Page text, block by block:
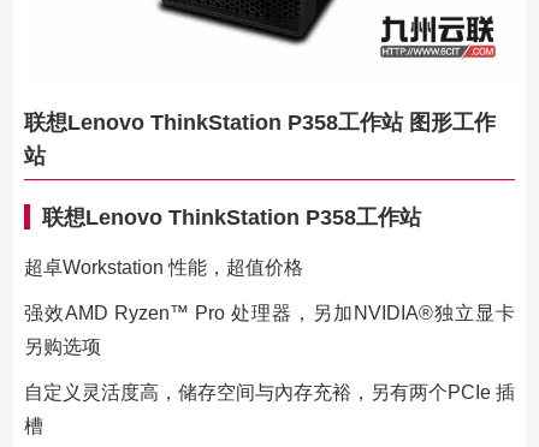
联想Lenovo ThinkStation P358工作站 图形工作
站
联想Lenovo ThinkStation P358工作站
超卓Workstation 性能，超值价格
强效AMD Ryzen™ Pro 处理器，另加NVIDIA®独立显卡
另购选项
自定义灵活度高，储存空间与內存充裕，另有两个PCIe 插
槽